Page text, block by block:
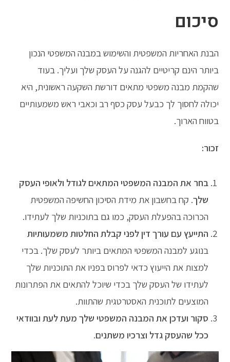
סיכום
הבנת האחריות המשפטית והשימוש במבנה המשפטי הנכון
ביותר הינם קריטיים להגנה על העסק שלך ועליך. בעוד
שהקמת מבנה משפטי מתאים דורשת השקעה ראשונית, היא
יכולה לחסוך לך כבעל עסק כסף רב וכאבי ראש משמעותיים
בטווח הארוך.
זכור:
בחר את המבנה המשפטי המתאים לגודל ולאופי העסק
שלך. קח בחשבון את מידת הסיכון החשיפה המשפטית
הכרוכה בהפעלת העסק, כמו גם בתוכניות שלך לעתידו.
התייעץ עם עורך דין לפני קבלת החלטות משמעותיות
בנוגע למבנה המשפטי המתאים ביותר לעסק שלך. בכדי
למצות את הייעוץ כדאי לפרוס בפניו את התוכניות שלך
לעתידו של העסק שלך בכדי שיוכל להתאים את הפתרונות
המוצעים לתוכנית האסטרטגית שהתוות.
סקור ועדכן את המבנה המשפטי שלך מעת לעת ובוודאי
ככל שהעסק גדל וצרכיו משתנים.